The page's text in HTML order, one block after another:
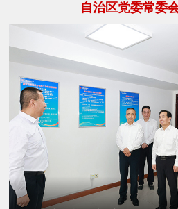
自治区党委常委